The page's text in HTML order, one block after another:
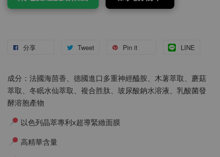
分享 Tweet Pin it LINE
成分：法國海茴香、德國進口多重神經醯胺、木薯萃取、蘑菇
萃取、冬眠水仙萃取、複合胜肽、玻尿酸鈉水溶液、乳酸菌發
酵溶胞產物
以色列晶萃專利x超導緊緻面膜
高精華含量